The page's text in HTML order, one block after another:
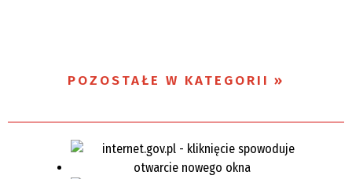
POZOSTAŁE W KATEGORII